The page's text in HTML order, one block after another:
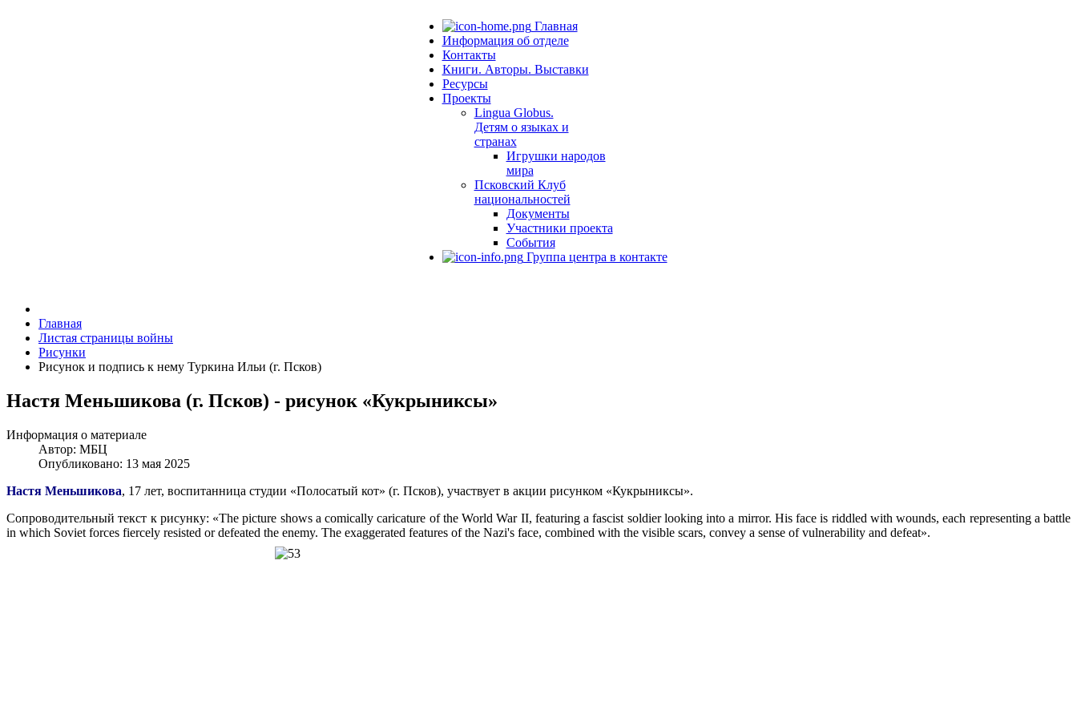
Главная
Информация об отделе
Контакты
Книги. Авторы. Выставки
Ресурсы
Проекты
Lingua Globus.
Детям о языках и
странах
Игрушки народов
мира
Псковский Клуб
национальностей
Документы
Участники проекта
События
Группа центра в контакте
Главная
Листая страницы войны
Рисунки
Рисунок и подпись к нему Туркина Ильи (г. Псков)
Настя Меньшикова (г. Псков) - рисунок «Кукрыниксы»
Информация о материале
Автор: МБЦ
Опубликовано: 13 мая 2025
Настя Меньшикова, 17 лет, воспитанница студии «Полосатый кот» (г. Псков), участвует в акции рисунком «Кукрыниксы».
Сопроводительный текст к рисунку: «The picture shows a comically caricature of the World War II, featuring a fascist soldier looking into a mirror. His face is riddled with wounds, each representing a battle
in which Soviet forces fiercely resisted or defeated the enemy. The exaggerated features of the Nazi's face, combined with the visible scars, convey a sense of vulnerability and defeat».